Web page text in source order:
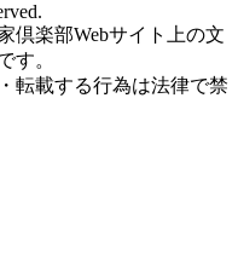
倶楽部Webサイト上の文
す。
転載する行為は法律で禁